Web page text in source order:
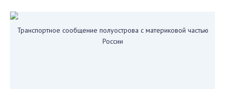
Транспортное сообщение полуострова с материковой частью
России